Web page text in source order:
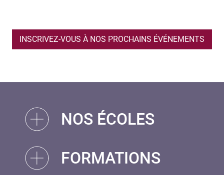
INSCRIVEZ-VOUS À NOS PROCHAINS ÉVÉNEMENTS
NOS ÉCOLES
FORMATIONS